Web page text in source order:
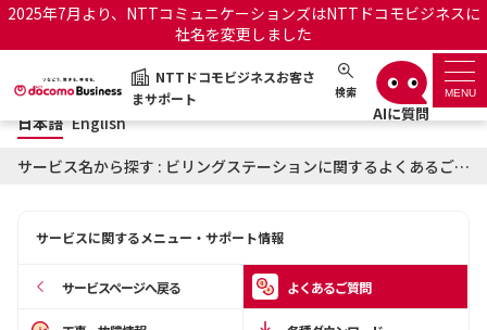
2025年7月より、NTTコミュニケーションズはNTTドコモビジネスに
社名を変更しました
NTTドコモビジネスお客さ
まサポート
検索 MENU
NTTドコモビジネスお客さまサポート 日本語 English
サポートトップ
お知らせ サポートサイトの使い方
日本語 English
サービス名から探す : ビリングステーションに関するよくあるご質問
サービスに関するメニュー・サポート情報
サービスページへ戻る よくあるご質問